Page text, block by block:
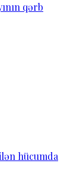
qərb
hücumda